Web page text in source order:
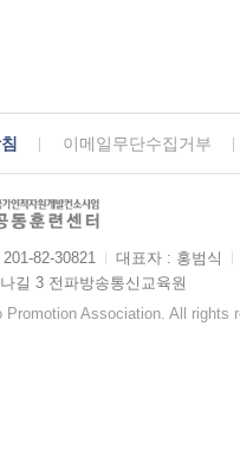
이메일무단수집거부
82-30821 대표자 : 홍범식
길 3 전파방송통신교육원
Association. All rights